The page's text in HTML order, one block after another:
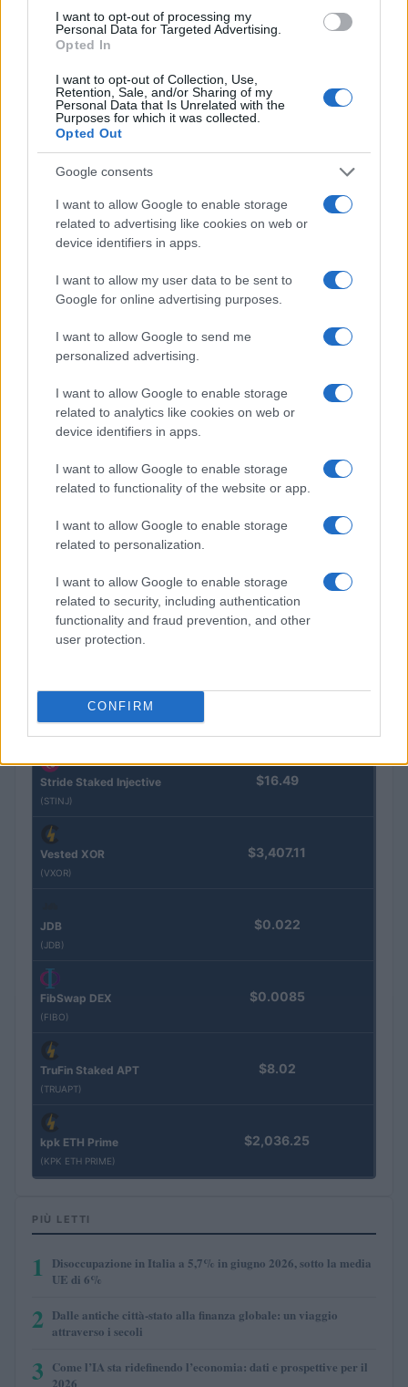
I want to opt-out of processing my
Personal Data for Targeted Advertising.
Opted In
I want to opt-out of Collection, Use,
Retention, Sale, and/or Sharing of my
Personal Data that Is Unrelated with the
Purposes for which it was collected.
Opted Out
Google consents
I want to allow Google to enable storage
related to advertising like cookies on web or
device identifiers in apps.
I want to allow my user data to be sent to
Google for online advertising purposes.
I want to allow Google to send me
personalized advertising.
I want to allow Google to enable storage
related to analytics like cookies on web or
device identifiers in apps.
I want to allow Google to enable storage
related to functionality of the website or app.
I want to allow Google to enable storage
related to personalization.
I want to allow Google to enable storage
related to security, including authentication
functionality and fraud prevention, and other
user protection.
CONFIRM
Governo e opposizione in contrasto: le accuse di Conte sulle
Francesca Galli · 7 Ago 2026
QUOTAZIONI CRYPTO
Nome Prezzo
Gold (Terra
(PAXG)
BTC
Steakhouse EURCV
Morpho Vault
$100,000,000,000,000.00
Epoch Island
Stride Staked Injective
(STINJ)
$16.49
Vested XOR
(VXOR)
$3,407.11
JDB
(JDB)
$0.022
FibSwap DEX
(FIBO)
$0.0085
TruFin Staked APT
(TRUAPT)
$8.02
kpk ETH Prime
(KPK ETH PRIME)
$2,036.25
PIÙ LETTI
1
Disoccupazione in Italia a 5,7% in giugno 2026, sotto la media
UE di 6%
2 Dalle antiche città-stato alla finanza globale: un viaggio
attraverso i secoli
3 Come l’IA sta ridefinendo l’economia: dati e prospettive per il
2026